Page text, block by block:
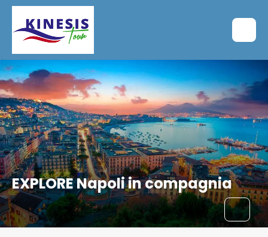
EXPLORE Napoli in compagnia